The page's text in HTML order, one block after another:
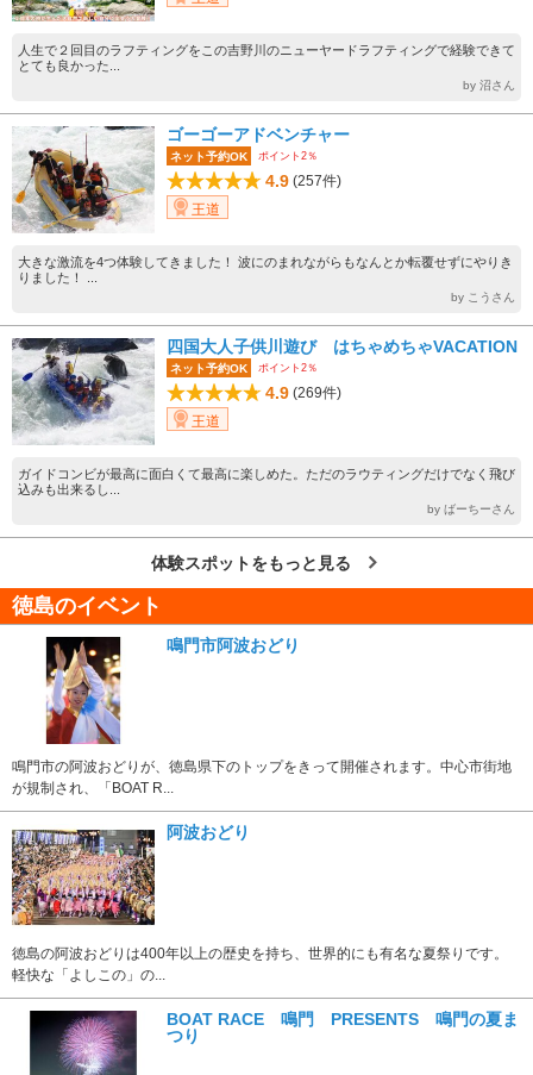
人生で２回目のラフティングをこの吉野川のニューヤードラフティングで経験できて
とても良かった...
by 沼さん
ゴーゴーアドベンチャー
ネット予約OK ポイント2％
4.9 (257件)
王道
大きな激流を4つ体験してきました！ 波にのまれながらもなんとか転覆せずにやりき
りました！ ...
by こうさん
四国大人子供川遊び はちゃめちゃVACATION
ネット予約OK ポイント2％
4.9 (269件)
王道
ガイドコンビが最高に面白くて最高に楽しめた。ただのラウティングだけでなく飛び
込みも出来るし...
by ばーちーさん
体験スポットをもっと見る
徳島のイベント
鳴門市阿波おどり
鳴門市の阿波おどりが、徳島県下のトップをきって開催されます。中心市街地
が規制され、「BOAT R...
阿波おどり
徳島の阿波おどりは400年以上の歴史を持ち、世界的にも有名な夏祭りです。
軽快な「よしこの」の...
BOAT RACE 鳴門 PRESENTS 鳴門の夏ま
つり